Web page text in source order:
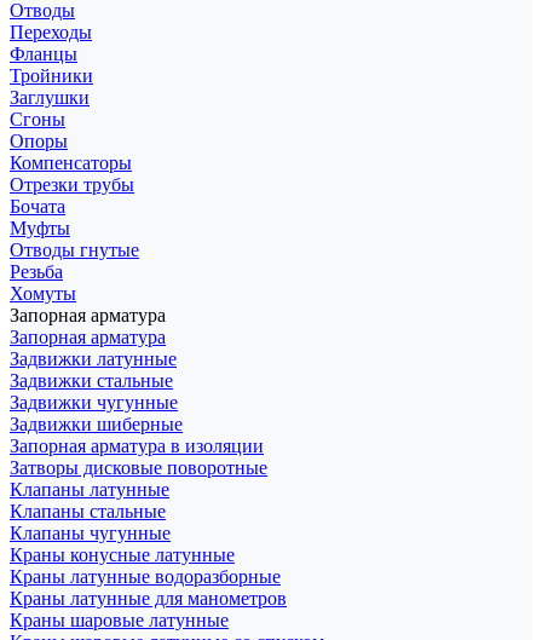
Отводы
Переходы
Фланцы
Тройники
Заглушки
Сгоны
Опоры
Компенсаторы
Отрезки трубы
Бочата
Муфты
Отводы гнутые
Резьба
Хомуты
Запорная арматура
Запорная арматура
Задвижки латунные
Задвижки стальные
Задвижки чугунные
Задвижки шиберные
Запорная арматура в изоляции
Затворы дисковые поворотные
Клапаны латунные
Клапаны стальные
Клапаны чугунные
Краны конусные латунные
Краны латунные водоразборные
Краны латунные для манометров
Краны шаровые латунные